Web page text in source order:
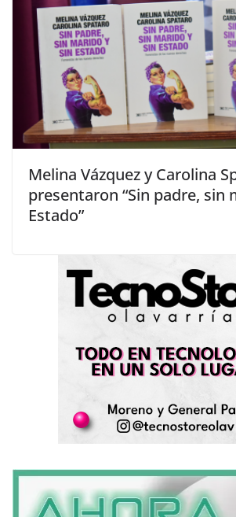
Melina Vázquez y Carolina
presentaron “Sin padre, sin
Estado”